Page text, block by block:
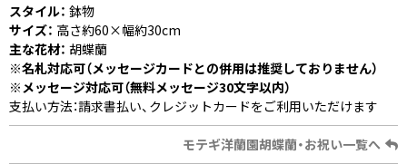
スタイル： 鉢物
サイズ： 高さ約60×幅約30cm
主な花材： 胡蝶蘭
※名札対応可（メッセージカードとの併用は推奨しておりません）
※メッセージ対応可（無料メッセージ30文字以内）
支払い方法：請求書払い、クレジットカードをご利用いただけます
モテギ洋蘭園胡蝶蘭・お祝い一覧へ